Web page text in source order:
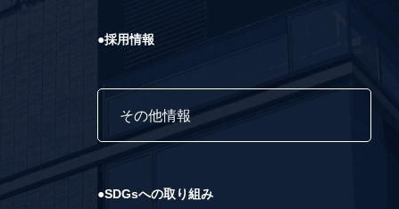
●採用情報
その他情報
●SDGsへの取り組み